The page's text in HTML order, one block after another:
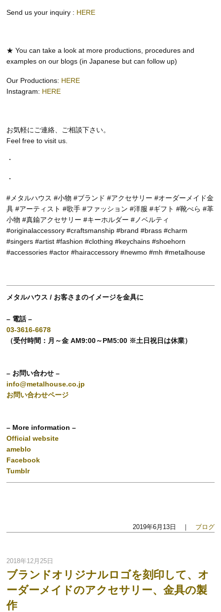
Send us your inquiry : HERE
★ You can take a look at more productions, procedures and
examples on our blogs (in Japanese but can follow up)
Our Productions: HERE
Instagram: HERE
お気軽にご連絡、ご相談下さい。
Feel free to visit us.
・
・
#メタルハウス #小物 #ブランド #アクセサリー #オーダーメイド金
具 #アーティスト #歌手 #ファッション #洋服 #ギフト #靴べら #革
小物 #真鍮アクセサリー #キーホルダー #ノベルティ
#originalaccessory #craftsmanship #brand #brass #charm
#singers #artist #fashion #clothing #keychains #shoehorn
#accessories #actor #hairaccessory #newmo #mh #metalhouse
メタルハウス / お客さまのイメージを金具に
– 電話 –
03-3616-6678
（受付時間：月～金 AM9:00～PM5:00 ※土日祝日は休業）
– お問い合わせ –
info@metalhouse.co.jp
お問い合わせページ
– More information –
Official website
ameblo
Facebook
Tumblr
2019年6月13日 ｜ ブログ
2018年12月25日
ブランドオリジナルロゴを刻印して、オ
ーダーメイドのアクセサリー、金具の製
作